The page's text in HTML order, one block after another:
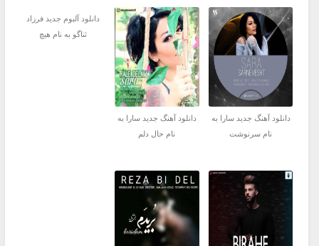
دانلود آهنگ جدید سارا به
نام سرنوشت
دانلود آهنگ جدید سارا به
نام حال دلم
دانلود آلبوم جدید فرزاد
ثناگو به نام هیچ